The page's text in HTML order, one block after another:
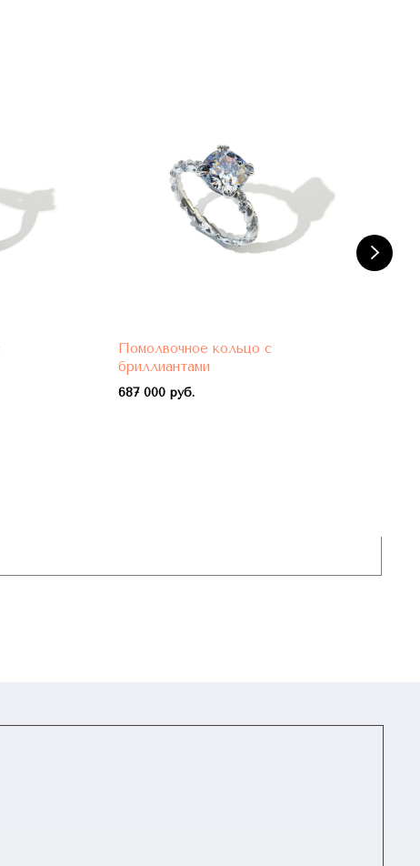
Помолвочное кольцо с
бриллиантами
687 000 руб.